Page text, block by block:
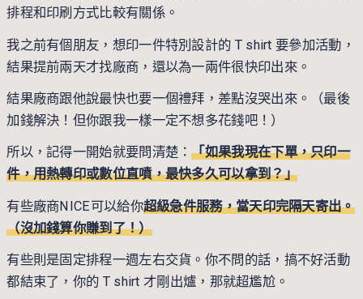
排程和印刷方式比較有關係。
我之前有個朋友，想印一件特別設計的 T shirt 要參加活動，
結果提前兩天才找廠商，還以為一兩件很快印出來。
結果廠商跟他說最快也要一個禮拜，差點沒哭出來。（最後
加錢解決！但你跟我一樣一定不想多花錢吧！）
所以，記得一開始就要問清楚：「如果我現在下單，只印一
件，用熱轉印或數位直噴，最快多久可以拿到？」
有些廠商NICE可以給你超級急件服務，當天印完隔天寄出。
（沒加錢算你賺到了！）
有些則是固定排程一週左右交貨。你不問的話，搞不好活動
都結束了，你的 T shirt 才剛出爐，那就超尷尬。